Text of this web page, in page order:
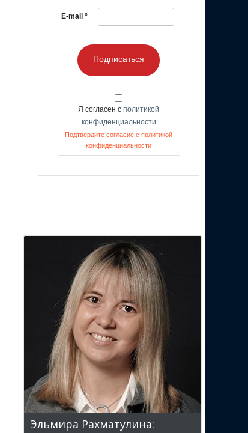
E-mail *
Подписаться
Я согласен с политикой
конфиденциальности
Подтвердите согласие с политикой
конфиденциальности
Эльмира Рахматулина: